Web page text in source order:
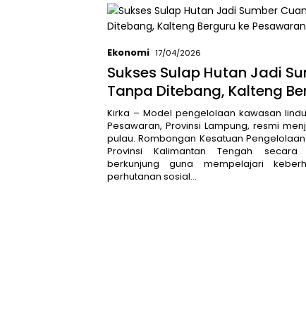
Ekonomi 17/04/2026
Sukses Sulap Hutan Jadi
Tanpa Ditebang, Kalteng
Pesawaran
Kirka – Model pengelolaan kawasan
Pesawaran, Provinsi Lampung, resmi
pulau. Rombongan Kesatuan
Provinsi Kalimantan Tengah secara
berkunjung guna mempelajari
perhutanan sosial…